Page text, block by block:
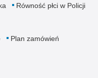
Równość płci w Policji
Plan zamówień